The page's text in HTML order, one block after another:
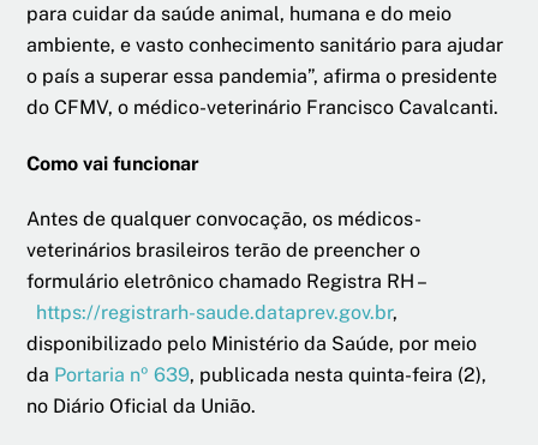
para cuidar da saúde animal, humana e do meio
ambiente, e vasto conhecimento sanitário para ajudar
o país a superar essa pandemia”, afirma o presidente
do CFMV, o médico-veterinário Francisco Cavalcanti.
Como vai funcionar
Antes de qualquer convocação, os médicos-
veterinários brasileiros terão de preencher o
formulário eletrônico chamado Registra RH –
https://registrarh-saude.dataprev.gov.br,
disponibilizado pelo Ministério da Saúde, por meio
da Portaria nº 639, publicada nesta quinta-feira (2),
no Diário Oficial da União.